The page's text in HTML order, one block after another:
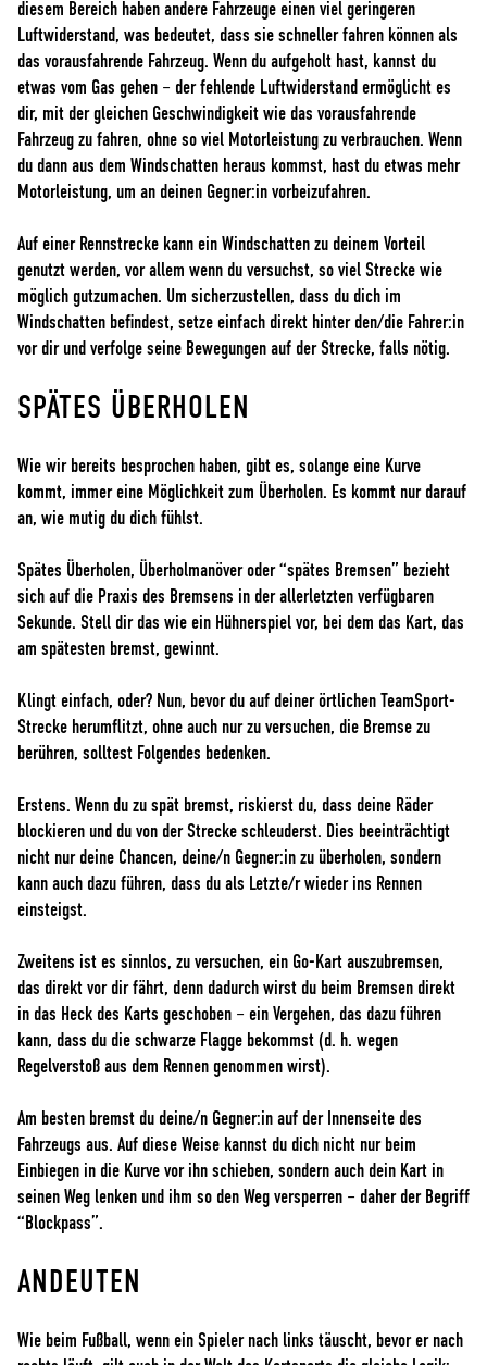
diesem Bereich haben andere Fahrzeuge einen viel geringeren
Luftwiderstand, was bedeutet, dass sie schneller fahren können als
das vorausfahrende Fahrzeug. Wenn du aufgeholt hast, kannst du
etwas vom Gas gehen – der fehlende Luftwiderstand ermöglicht es
dir, mit der gleichen Geschwindigkeit wie das vorausfahrende
Fahrzeug zu fahren, ohne so viel Motorleistung zu verbrauchen. Wenn
du dann aus dem Windschatten heraus kommst, hast du etwas mehr
Motorleistung, um an deinen Gegner:in vorbeizufahren.
Auf einer Rennstrecke kann ein Windschatten zu deinem Vorteil
genutzt werden, vor allem wenn du versuchst, so viel Strecke wie
möglich gutzumachen. Um sicherzustellen, dass du dich im
Windschatten befindest, setze einfach direkt hinter den/die Fahrer:in
vor dir und verfolge seine Bewegungen auf der Strecke, falls nötig.
SPÄTES ÜBERHOLEN
Wie wir bereits besprochen haben, gibt es, solange eine Kurve
kommt, immer eine Möglichkeit zum Überholen. Es kommt nur darauf
an, wie mutig du dich fühlst.
Spätes Überholen, Überholmanöver oder “spätes Bremsen” bezieht
sich auf die Praxis des Bremsens in der allerletzten verfügbaren
Sekunde. Stell dir das wie ein Hühnerspiel vor, bei dem das Kart, das
am spätesten bremst, gewinnt.
Klingt einfach, oder? Nun, bevor du auf deiner örtlichen TeamSport-
Strecke herumflitzt, ohne auch nur zu versuchen, die Bremse zu
berühren, solltest Folgendes bedenken.
Erstens. Wenn du zu spät bremst, riskierst du, dass deine Räder
blockieren und du von der Strecke schleuderst. Dies beeinträchtigt
nicht nur deine Chancen, deine/n Gegner:in zu überholen, sondern
kann auch dazu führen, dass du als Letzte/r wieder ins Rennen
einsteigst.
Zweitens ist es sinnlos, zu versuchen, ein Go-Kart auszubremsen,
das direkt vor dir fährt, denn dadurch wirst du beim Bremsen direkt
in das Heck des Karts geschoben – ein Vergehen, das dazu führen
kann, dass du die schwarze Flagge bekommst (d. h. wegen
Regelverstoß aus dem Rennen genommen wirst).
Am besten bremst du deine/n Gegner:in auf der Innenseite des
Fahrzeugs aus. Auf diese Weise kannst du dich nicht nur beim
Einbiegen in die Kurve vor ihn schieben, sondern auch dein Kart in
seinen Weg lenken und ihm so den Weg versperren – daher der Begriff
“Blockpass”.
ANDEUTEN
Wie beim Fußball, wenn ein Spieler nach links täuscht, bevor er nach